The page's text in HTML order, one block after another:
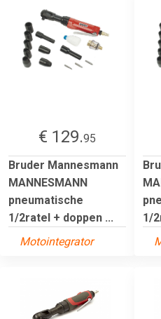
€ 129.95
Bruder Mannesmann
MANNESMANN
pneumatische
1/2ratel + doppen ...
Motointegrator
1/